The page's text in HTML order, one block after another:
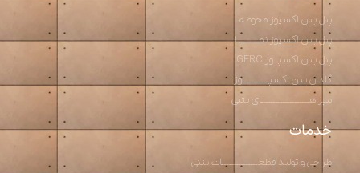
پنل بتن اکسپوز محوطه
پنل بتن اکسپوز نمـــــــــا
پنل بتن اکسپــوز GFRC
گلدان بتن اکسپـــــــــــوز
میز هــــــــــــــــــــای بتنی
خدمات
طراحی و تولید قطعـــــــــــــــات بتنی